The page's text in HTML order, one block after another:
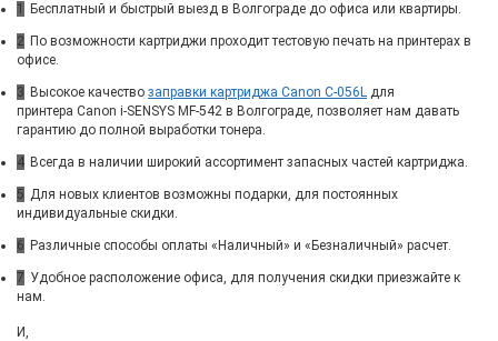
1 Бесплатный и быстрый выезд в Волгограде до офиса или квартиры.
2 По возможности картриджи проходит тестовую печать на принтерах в
офисе.
3 Высокое качество заправки картриджа Canon C-056L для
принтера Canon i-SENSYS MF-542 в Волгограде, позволяет нам давать
гарантию до полной выработки тонера.
4 Всегда в наличии широкий ассортимент запасных частей картриджа.
5 Для новых клиентов возможны подарки, для постоянных
индивидуальные скидки.
6 Различные способы оплаты «Наличный» и «Безналичный» расчет.
7 Удобное расположение офиса, для получения скидки приезжайте к
нам.
И,